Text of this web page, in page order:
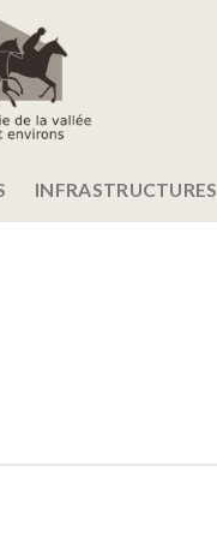
INFRASTRUCTURES